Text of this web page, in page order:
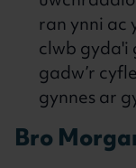
ran ynni ac
clwb gyda'i
gadw’r
gynnes ar
Bro